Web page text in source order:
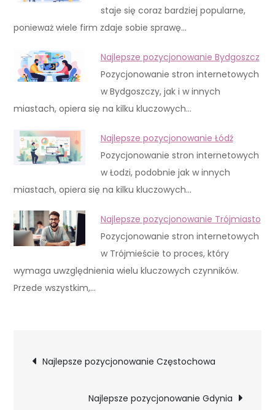
staje się coraz bardziej popularne,
ponieważ wiele firm zdaje sobie sprawę…
Najlepsze pozycjonowanie Bydgoszcz
Pozycjonowanie stron internetowych
w Bydgoszczy, jak i w innych
miastach, opiera się na kilku kluczowych…
Najlepsze pozycjonowanie Łódź
Pozycjonowanie stron internetowych
w Łodzi, podobnie jak w innych
miastach, opiera się na kilku kluczowych…
Najlepsze pozycjonowanie Trójmiasto
Pozycjonowanie stron internetowych
w Trójmieście to proces, który
wymaga uwzględnienia wielu kluczowych czynników.
Przede wszystkim,…
Nawigacja
wpisu
Najlepsze pozycjonowanie Częstochowa
Najlepsze pozycjonowanie Gdynia